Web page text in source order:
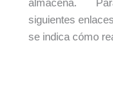
almacena.
siguientes
se indica cómo